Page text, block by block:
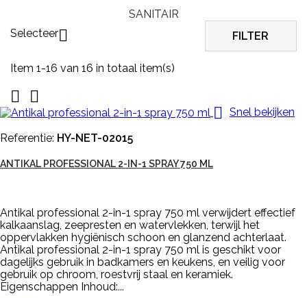
SANITAIR
Selecteer FILTER
Item 1-16 van 16 in totaal item(s)


 Snel bekijken
Referentie: HY-NET-02015
ANTIKAL PROFESSIONAL 2-IN-1 SPRAY 750 ML
Antikal professional 2-in-1 spray 750 ml verwijdert effectief
kalkaanslag, zeepresten en watervlekken, terwijl het
oppervlakken hygiënisch schoon en glanzend achterlaat.
Antikal professional 2-in-1 spray 750 ml is geschikt voor
dagelijks gebruik in badkamers en keukens, en veilig voor
gebruik op chroom, roestvrij staal en keramiek.
Eigenschappen Inhoud:...